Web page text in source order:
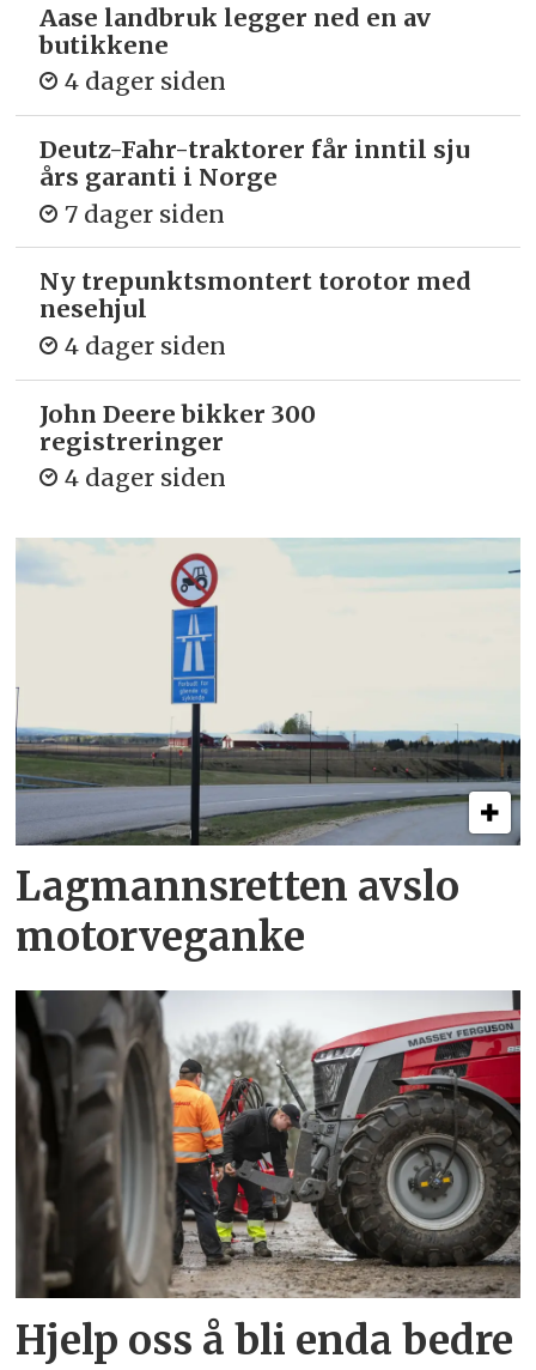
Aase landbruk legger ned en av
butikkene
4 dager siden
Deutz-Fahr-traktorer får inntil sju
års garanti i Norge
7 dager siden
Ny trepunkts­montert torotor med
nesehjul
4 dager siden
John Deere bikker 300
registreringer
4 dager siden
Lagmannsretten avslo
motorveganke
Hjelp oss å bli enda bedre